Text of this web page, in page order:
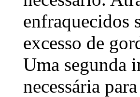
enfraquecidos
excesso de
Uma segunda
necessária